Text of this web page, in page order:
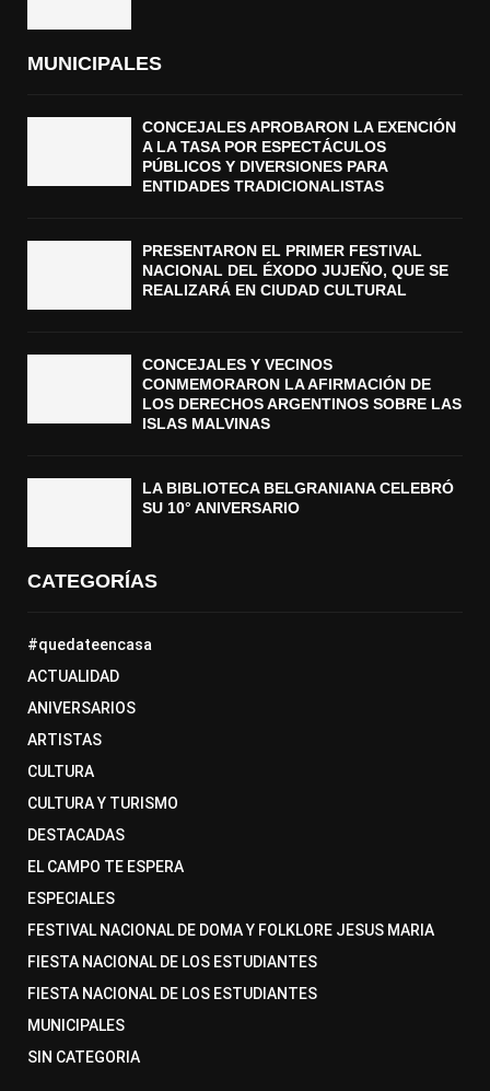
MUNICIPALES
CONCEJALES APROBARON LA EXENCIÓN
A LA TASA POR ESPECTÁCULOS
PÚBLICOS Y DIVERSIONES PARA
ENTIDADES TRADICIONALISTAS
PRESENTARON EL PRIMER FESTIVAL
NACIONAL DEL ÉXODO JUJEÑO, QUE SE
REALIZARÁ EN CIUDAD CULTURAL
CONCEJALES Y VECINOS
CONMEMORARON LA AFIRMACIÓN DE
LOS DERECHOS ARGENTINOS SOBRE LAS
ISLAS MALVINAS
LA BIBLIOTECA BELGRANIANA CELEBRÓ
SU 10° ANIVERSARIO
CATEGORÍAS
#quedateencasa
ACTUALIDAD
ANIVERSARIOS
ARTISTAS
CULTURA
CULTURA Y TURISMO
DESTACADAS
EL CAMPO TE ESPERA
ESPECIALES
FESTIVAL NACIONAL DE DOMA Y FOLKLORE JESUS MARIA
FIESTA NACIONAL DE LOS ESTUDIANTES
FIESTA NACIONAL DE LOS ESTUDIANTES
MUNICIPALES
SIN CATEGORIA